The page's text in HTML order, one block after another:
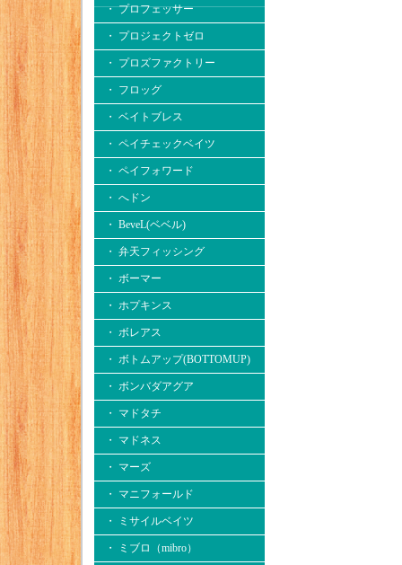
・ プロフェッサー
・ プロジェクトゼロ
・ プロズファクトリー
・ フロッグ
・ ベイトブレス
・ ペイチェックベイツ
・ ペイフォワード
・ へドン
・ BeveL(ベベル)
・ 弁天フィッシング
・ ボーマー
・ ホプキンス
・ ボレアス
・ ボトムアップ(BOTTOMUP)
・ ボンバダアグア
・ マドタチ
・ マドネス
・ マーズ
・ マニフォールド
・ ミサイルベイツ
・ ミブロ（mibro）